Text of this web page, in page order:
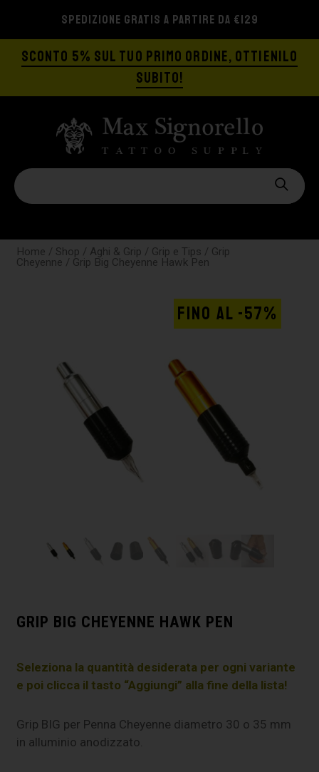
SPEDIZIONE GRATIS A PARTIRE DA €129
SCONTO 5% SUL TUO PRIMO ORDINE, OTTIENILO
SUBITO!
Home / Shop / Aghi & Grip / Grip e Tips / Grip
Cheyenne / Grip Big Cheyenne Hawk Pen
FINO AL -57%
GRIP BIG CHEYENNE HAWK PEN
Seleziona la quantità desiderata per ogni variante
e poi clicca il tasto “Aggiungi” alla fine della lista!
Grip BIG per Penna Cheyenne diametro 30 o 35 mm
in alluminio anodizzato.